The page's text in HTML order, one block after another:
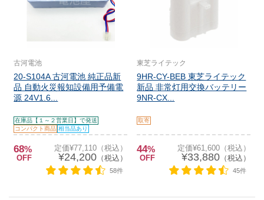
古河電池
20-S104A 古河電池 純正品新
品 自動火災報知設備用予備電
源 24V1.6...
在庫品【１～２営業日】で発送
コンパクト商品 相当品あり
68%
OFF
定価¥77,110（税込）
¥24,200（税込）
58件
東芝ライテック
9HR-CY-BEB 東芝ライテック
新品 非常灯用交換バッテリー
9NR-CX...
取寄
44%
OFF
定価¥61,600（税込）
¥33,880（税込）
45件